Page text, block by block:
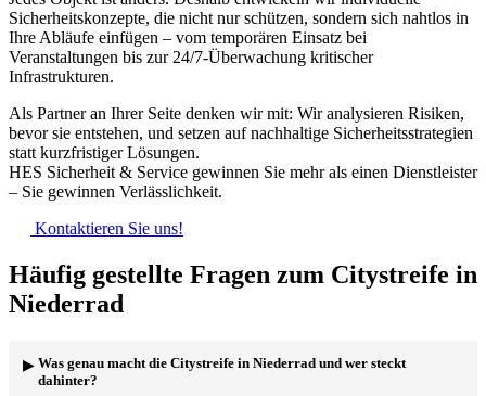
Sicherheitskonzepte, die nicht nur schützen, sondern sich nahtlos in
Ihre Abläufe einfügen – vom temporären Einsatz bei
Veranstaltungen bis zur 24/7-Überwachung kritischer
Infrastrukturen.
Als Partner an Ihrer Seite denken wir mit: Wir analysieren Risiken,
bevor sie entstehen, und setzen auf nachhaltige Sicherheitsstrategien
statt kurzfristiger Lösungen.
HES Sicherheit & Service gewinnen Sie mehr als einen Dienstleister
– Sie gewinnen Verlässlichkeit.
Kontaktieren Sie uns!
Häufig gestellte Fragen zum Citystreife in
Niederrad
Was genau macht die Citystreife in Niederrad und wer steckt
dahinter?